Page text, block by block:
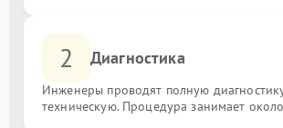
2 Диагностика
Инженеры проводят полную
техническую. Процедура занимает